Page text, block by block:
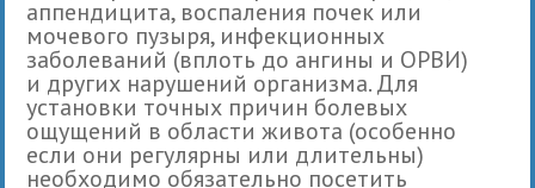
аппендицита, воспаления почек или
мочевого пузыря, инфекционных
заболеваний (вплоть до ангины и ОРВИ)
и других нарушений организма. Для
установки точных причин болевых
ощущений в области живота (особенно
если они регулярны или длительны)
необходимо обязательно посетить